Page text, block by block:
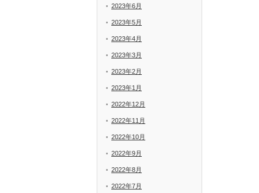
2023年6月
2023年5月
2023年4月
2023年3月
2023年2月
2023年1月
2022年12月
2022年11月
2022年10月
2022年9月
2022年8月
2022年7月